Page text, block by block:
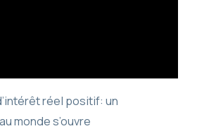
réel positif: un
monde s’ouvre